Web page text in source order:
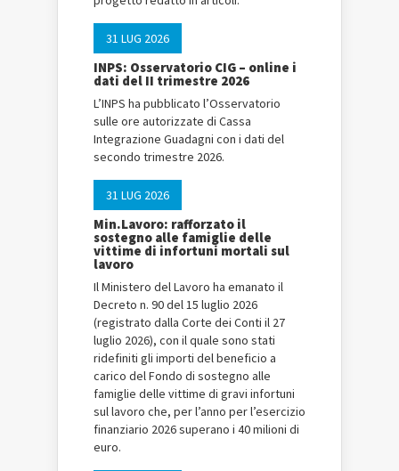
31 LUG 2026
INPS: Osservatorio CIG – online i
dati del II trimestre 2026
L’INPS ha pubblicato l’Osservatorio
sulle ore autorizzate di Cassa
Integrazione Guadagni con i dati del
secondo trimestre 2026.
31 LUG 2026
Min.Lavoro: rafforzato il
sostegno alle famiglie delle
vittime di infortuni mortali sul
lavoro
Il Ministero del Lavoro ha emanato il
Decreto n. 90 del 15 luglio 2026
(registrato dalla Corte dei Conti il 27
luglio 2026), con il quale sono stati
ridefiniti gli importi del beneficio a
carico del Fondo di sostegno alle
famiglie delle vittime di gravi infortuni
sul lavoro che, per l’anno per l’esercizio
finanziario 2026 superano i 40 milioni di
euro.